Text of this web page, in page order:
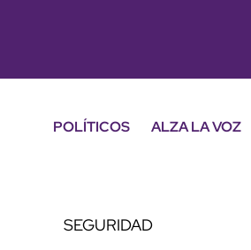
POLÍTICOS ALZA LA VOZ
SEGURIDAD